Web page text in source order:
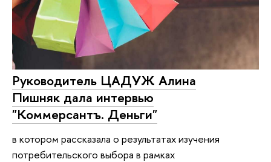
Руководитель ЦАДУЖ Алина
Пишняк дала интервью
"Коммерсантъ. Деньги"
в котором рассказала о результатах изучения
потребительского выбора в рамках